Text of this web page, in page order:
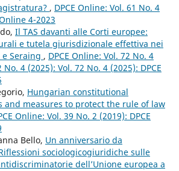
, DPCE Online: Vol. 61 No. 4
4-2023
Il TAS davanti alle Corti europee:
e tutela giurisdizionale effettiva nei
e Seraing , DPCE Online: Vol. 72 No. 4
No. 4 (2025): Vol. 72 No. 4 (2025): DPCE
Hungarian constitutional
and measures to protect the rule of law
Online: Vol. 39 No. 2 (2019): DPCE
Bello, Un anniversario da
sociologicogiuridiche sulle
dell’Unione europea a